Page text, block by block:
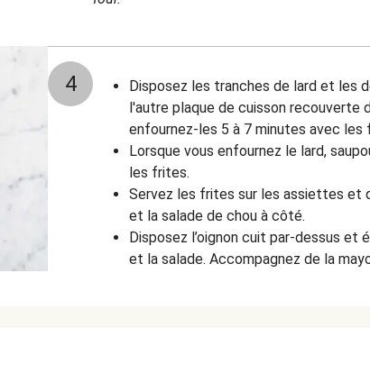
4
Disposez les tranches de lard et les
l'autre plaque de cuisson recouverte
enfournez-les 5 à 7 minutes avec les
Lorsque vous enfournez le lard,
les frites.
Servez les frites sur les assiettes et
et la salade de chou à côté.
Disposez l’oignon cuit par-dessus
et la salade. Accompagnez de la